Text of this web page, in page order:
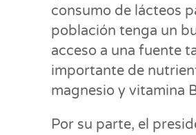
consumo de lácteos
población tenga un
acceso a una fuente
importante de
magnesio y vitamina
Por su parte, el